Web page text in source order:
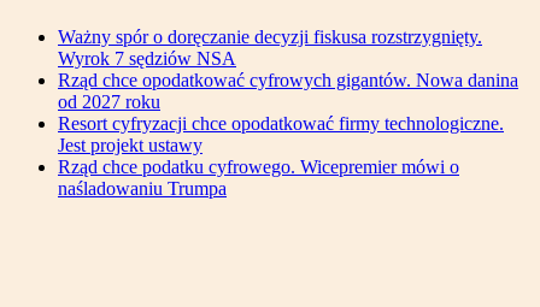
Ważny spór o doręczanie decyzji fiskusa rozstrzygnięty.
Wyrok 7 sędziów NSA
Rząd chce opodatkować cyfrowych gigantów. Nowa danina
od 2027 roku
Resort cyfryzacji chce opodatkować firmy technologiczne.
Jest projekt ustawy
Rząd chce podatku cyfrowego. Wicepremier mówi o
naśladowaniu Trumpa